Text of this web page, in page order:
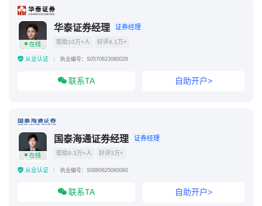
在线
华泰证券经理 证券经理
帮助10万+人 好评4.1万+
从业认证 执业编号：S0570623080026
联系TA 自助开户>
在线
国泰海通证券经理 证券经理
帮助9.3万+人 好评3万+
从业认证 执业编号：S0880625080060
联系TA 自助开户>